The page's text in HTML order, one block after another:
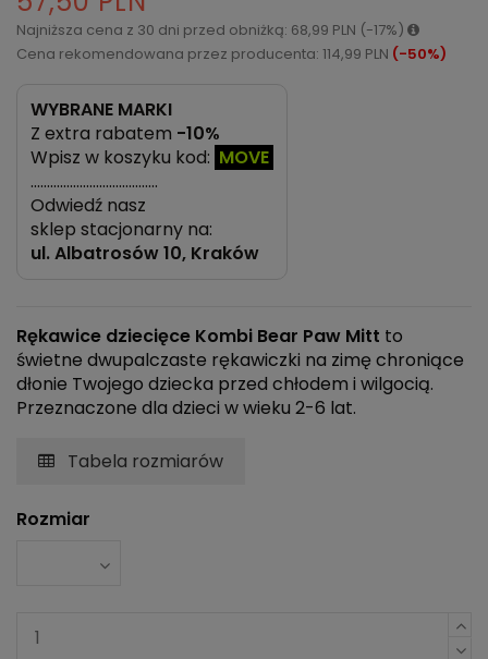
Najniższa cena z 30 dni przed obniżką: 68,99 PLN (-17%)
Cena rekomendowana przez producenta: 114,99 PLN (-50%)
WYBRANE MARKI
Z extra rabatem -10%
Wpisz w koszyku kod: MOVE
…………………………………
Odwiedź nasz
sklep stacjonarny na:
ul.Albatrosów 10, Kraków
Rękawice dziecięce Kombi Bear Paw Mitt to
świetne dwupalczaste rękawiczki na zimę chroniące
dłonie Twojego dziecka przed chłodem i wilgocią.
Przeznaczone dla dzieci w wieku 2-6 lat.
Tabela rozmiarów
Rozmiar